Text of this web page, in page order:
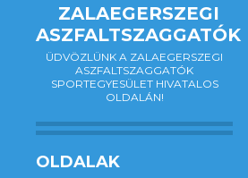
ZALAEGERSZEGI
ASZFALTSZAGGATÓK
ÜDVÖZLÜNK A ZALAEGERSZEGI
ASZFALTSZAGGATÓK
SPORTEGYESÜLET HIVATALOS
OLDALÁN!
OLDALAK